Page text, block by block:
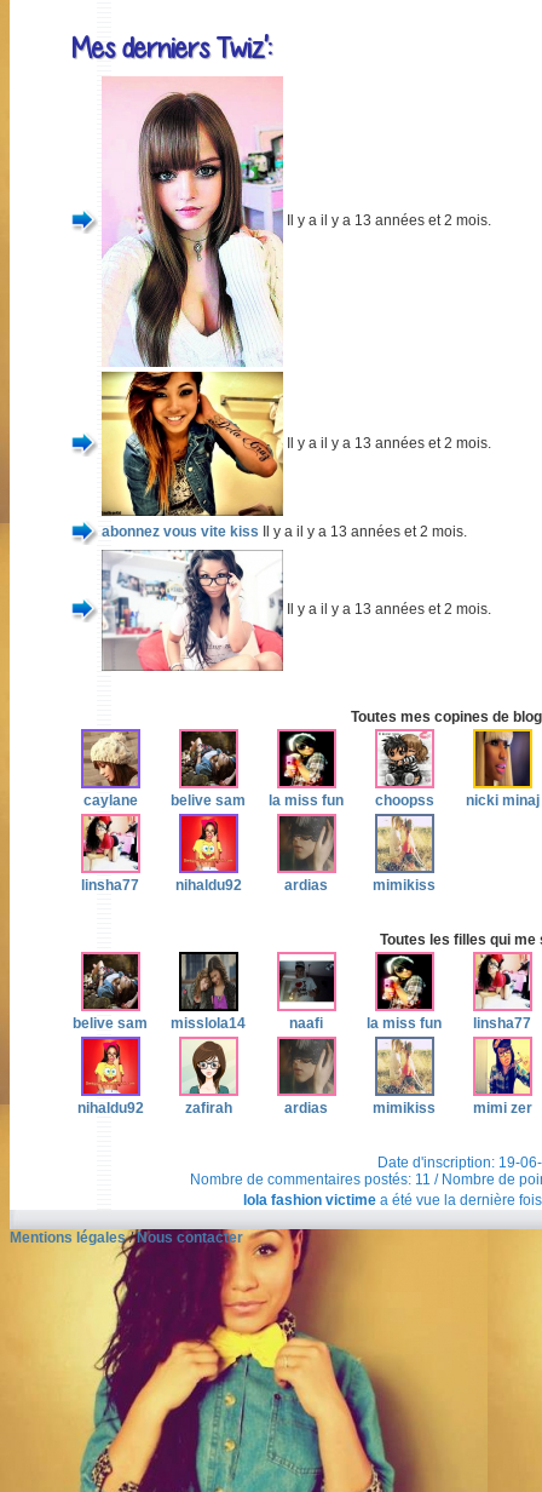
Mes derniers Twiz':
Il y a il y a 13 années et 2 mois.
Il y a il y a 13 années et 2 mois.
abonnez vous vite kiss Il y a il y a 13 années et 2 mois.
Il y a il y a 13 années et 2 mois.
Toutes mes copines de
caylane belive sam la miss fun choopss nicki minaj
linsha77 nihaldu92 ardias mimikiss
Toutes les filles qui me
belive sam misslola14 naafi la miss fun linsha77
nihaldu92 zafirah ardias mimikiss mimi zer
Date d'inscription: 19-
Nombre de commentaires postés: 11 / Nombre de
lola fashion victime a été vue la dernière
Mentions légales/Nous contacter